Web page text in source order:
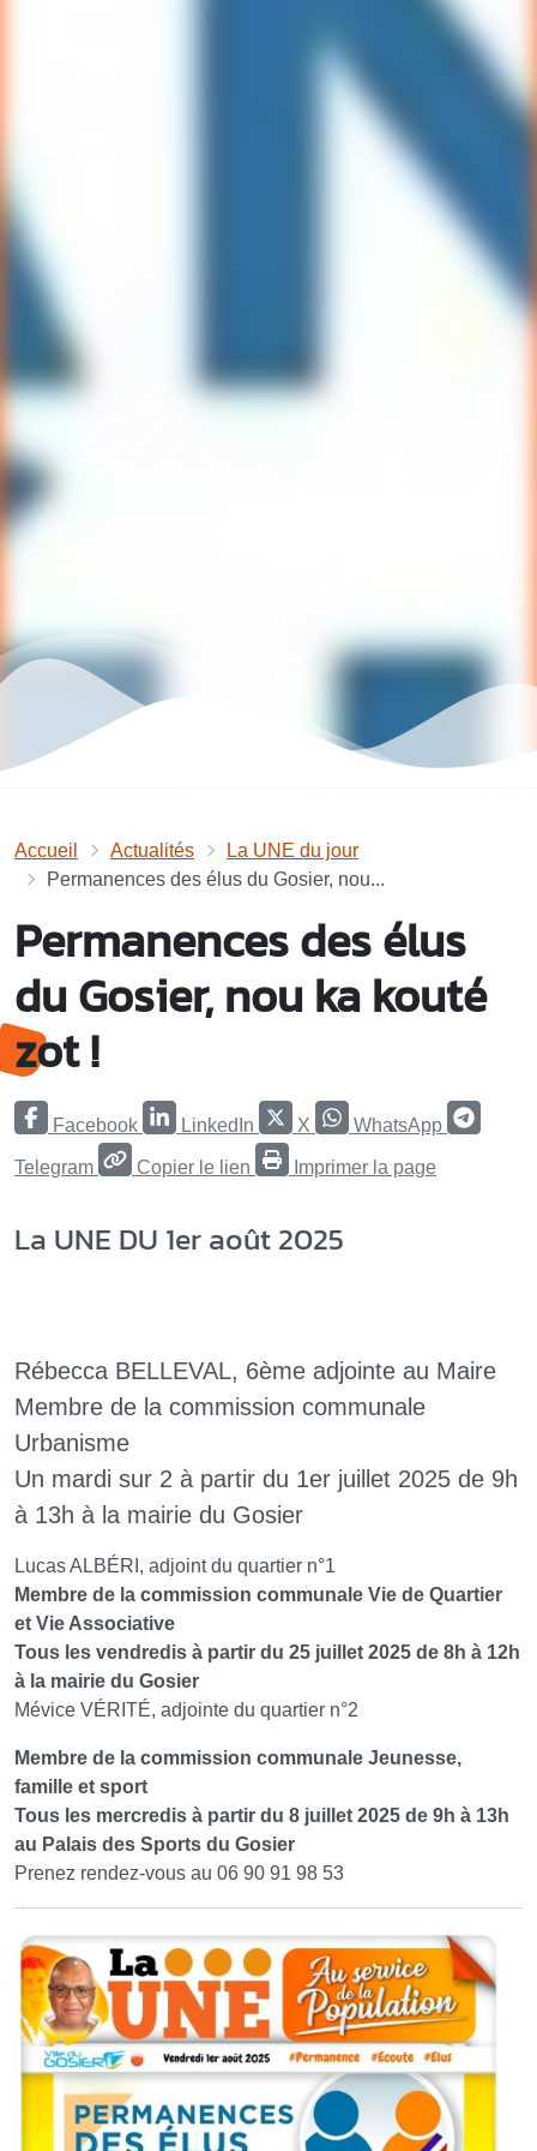
Accueil Actualités
La UNE du jour
Permanences des élus du Gosier, nou...
Permanences des élus
du Gosier, nou ka kouté
zot !
Facebook LinkedIn X WhatsApp
Telegram Copier le lien Imprimer la page
La UNE DU 1er août 2025
Rébecca BELLEVAL, 6ème adjointe au Maire
Membre de la commission communale
Urbanisme
Un mardi sur 2 à partir du 1er juillet 2025 de 9h
à 13h à la mairie du Gosier
Lucas ALBÉRI, adjoint du quartier n°1
Membre de la commission communale Vie de Quartier
et Vie Associative
Tous les vendredis à partir du 25 juillet 2025 de 8h à 12h
à la mairie du Gosier
Mévice VÉRITÉ, adjointe du quartier n°2
Membre de la commission communale Jeunesse,
famille et sport
Tous les mercredis à partir du 8 juillet 2025 de 9h à 13h
au Palais des Sports du Gosier
Prenez rendez-vous au 06 90 91 98 53